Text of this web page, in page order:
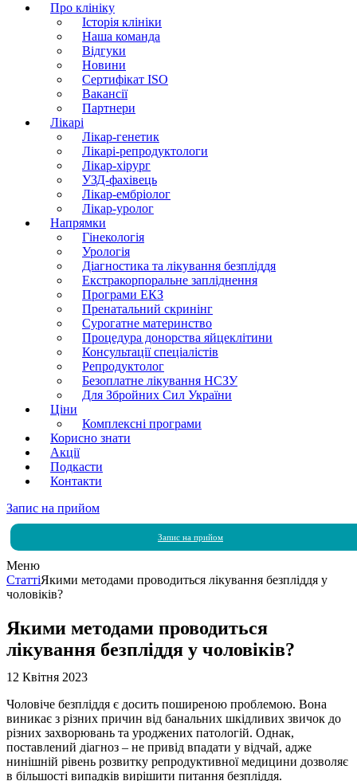
Про клініку
Історія клініки
Наша команда
Вiдгуки
Новини
Сертифікат ISO
Вакансії
Партнери
Лікарі
Лікар-генетик
Лікарі-репродуктологи
Лікар-хірург
УЗД-фахівець
Лікар-ембріолог
Лікар-уролог
Напрямки
Гінекологія
Урологія
Діагностика та лікування безпліддя
Екстракорпоральне запліднення
Програми ЕКЗ
Пренатальний скринінг
Сурогатне материнство
Процедура донорства яйцеклітини
Консультації спеціалістів
Репродуктолог
Безоплатне лікування НСЗУ
Для Збройних Сил України
Ціни
Комплексні програми
Корисно знати
Акції
Подкасти
Контакти
Запис на прийом
Запис на прийом
Меню
СтаттіЯкими методами проводиться лікування безпліддя у
чоловіків?
Якими методами проводиться
лікування безпліддя у чоловіків?
12 Квітня 2023
Чоловіче безпліддя є досить поширеною проблемою. Вона
виникає з різних причин від банальних шкідливих звичок до
різних захворювань та уроджених патологій. Однак,
поставлений діагноз – не привід впадати у відчай, адже
нинішній рівень розвитку репродуктивної медицини дозволяє
в більшості випадків вирішити питання безпліддя.